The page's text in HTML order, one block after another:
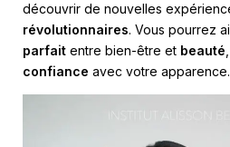
découvrir de nouvelles
révolutionnaires. Vous pourrez
parfait entre bien-être et beauté
confiance avec votre apparence.